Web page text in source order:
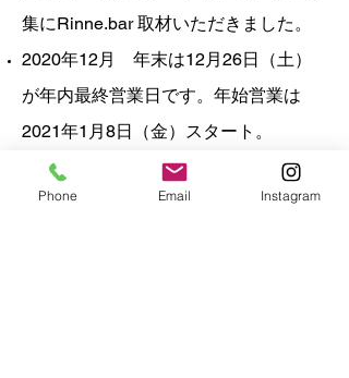
集にRinne.bar 取材いただきました。
2020年12月 年末は12月26日（土）
が年内最終営業日です。年始営業は
2021年1月8日（金）スタート。
サービスについて
Phone Email Instagram